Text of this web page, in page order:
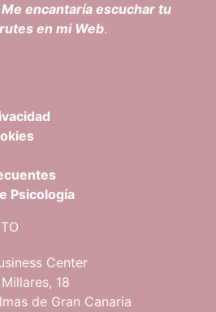
Me encantaría escuchar tu
en mi Web.
Psicología
Center
18
de Gran Canaria